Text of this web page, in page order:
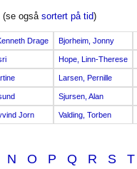
(se ogsåsortert på tid)
Drage Bjorheim, Jonny
Hope, Linn-Therese
Larsen, Pernille
Sjursen, Alan
Jorn Valding, Torben
N O P Q R S T